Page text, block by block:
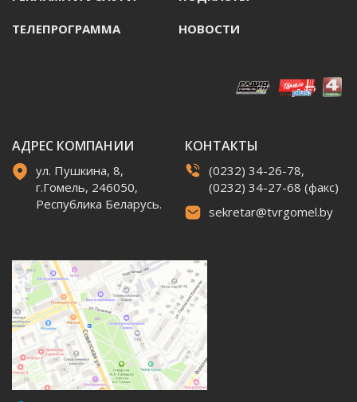
ТЕЛЕПРОГРАММА НОВОСТИ
АДРЕС КОМПАНИИ
ул. Пушкина, 8,
г.Гомель, 246050,
Республика Беларусь.
КОНТАКТЫ
(0232) 34-26-78,
(0232) 34-27-68 (факс)
sekretar@tvrgomel.by